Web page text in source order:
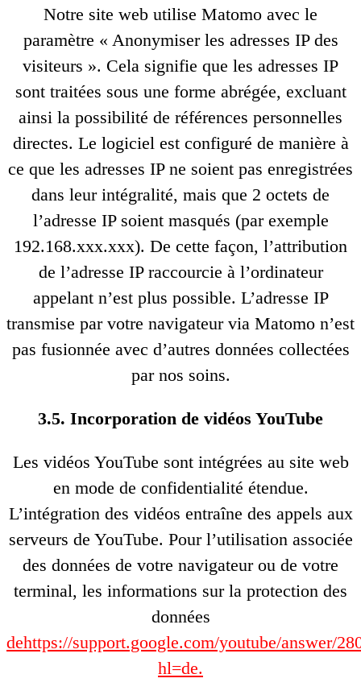
Notre site web utilise Matomo avec le
paramètre « Anonymiser les adresses IP des
visiteurs ». Cela signifie que les adresses IP
sont traitées sous une forme abrégée, excluant
ainsi la possibilité de références personnelles
directes. Le logiciel est configuré de manière à
ce que les adresses IP ne soient pas enregistrées
dans leur intégralité, mais que 2 octets de
l’adresse IP soient masqués (par exemple
192.168.xxx.xxx). De cette façon, l’attribution
de l’adresse IP raccourcie à l’ordinateur
appelant n’est plus possible. L’adresse IP
transmise par votre navigateur via Matomo n’est
pas fusionnée avec d’autres données collectées
par nos soins.
3.5. Incorporation de vidéos YouTube
Les vidéos YouTube sont intégrées au site web
en mode de confidentialité étendue.
L’intégration des vidéos entraîne des appels aux
serveurs de YouTube. Pour l’utilisation associée
des données de votre navigateur ou de votre
terminal, les informations sur la protection des
données
dehttps://support.google.com/youtube/answer/
hl=de.